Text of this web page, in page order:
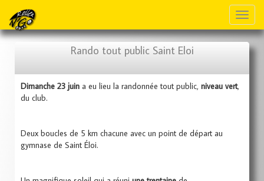
Rando tout public Saint Eloi
Dimanche 23 juin a eu lieu la randonnée tout public, niveau vert,
du club.
Deux boucles de 5 km chacune avec un point de départ au
gymnase de Saint Éloi.